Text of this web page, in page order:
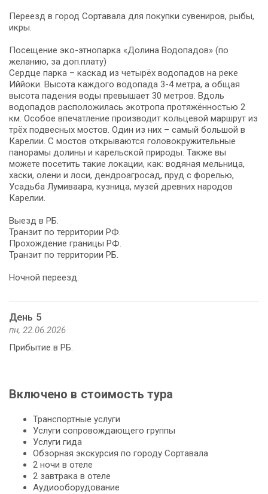
Переезд в город Сортавала для покупки сувениров, рыбы,
икры.
Посещение эко-этнопарка «Долина Водопадов» (по
желанию, за доп.плату)
Сердце парка – каскад из четырёх водопадов на реке
Иййоки. Высота каждого водопада 3-4 метра, а общая
высота падения воды превышает 30 метров. Вдоль
водопадов расположилась экотропа протяжённостью 2
км. Особое впечатление производит кольцевой маршрут из
трёх подвесных мостов. Один из них – самый большой в
Карелии. С мостов открываются головокружительные
панорамы долины и карельской природы. Также вы
можете посетить такие локации, как: водяная мельница,
хаски, олени и лоси, дендроагросад, пруд с форелью,
Усадьба Лумиваара, кузница, музей древних народов
Карелии.
Выезд в РБ.
Транзит по территории РФ.
Прохождение границы РФ.
Транзит по территории РБ.
Ночной переезд.
День 5
пн, 22.06.2026
Прибытие в РБ.
Включено в стоимость тура
Транспортные услуги
Услуги сопровождающего группы
Услуги гида
Обзорная экскурсия по городу Сортавала
2 ночи в отеле
2 завтрака в отеле
Аудиооборудование